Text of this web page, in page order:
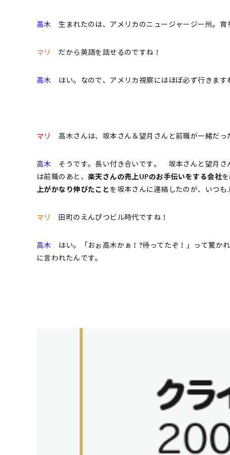
高木 生まれたのは、アメリカのニュージャージー州。育
マリ だから英語を話せるのですね！
高木 はい。なので、アメリカ視察にはほぼ必ず行きます
マリ 高木さんは、坂本さん＆望月さんと前職が一緒だっ
高木 そうです。長い付き合いです。 坂本さんと望月さ
は前職のあと、 楽天さんの売上UPのお手伝いをする会社
上がかなり伸びたことを坂本さんに連絡したのが、いつも.
マリ 田町のえんぴつビル時代ですね！
高木 はい。「おぉ高木かぁ！?待ってたぞ！」って驚か
に言われたんです。